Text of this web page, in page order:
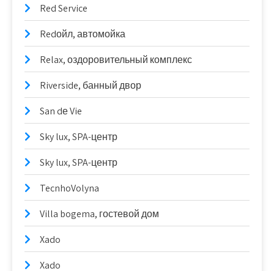
Red Service
Redойл, автомойка
Relax, оздоровительный комплекс
Riverside, банный двор
San dе Vie
Sky lux, SPA-центр
Sky lux, SPA-центр
TecnhoVolyna
Villa bogema, гостевой дом
Xado
Xado